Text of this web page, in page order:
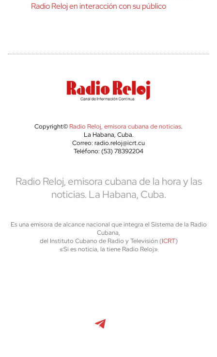
Radio Reloj en interacción con su público
Copyright© Radio Reloj, emisora cubana de noticias.
La Habana, Cuba.
Correo: radio.reloj@icrt.cu
Teléfono: (53) 78392204
Radio Reloj, emisora cubana de la hora y las
noticias. La Habana, Cuba.
Es una emisora de alcance nacional que integra el Sistema de la Radio
Cubana,
del Instituto Cubano de Radio y Televisión (ICRT)
«Si es noticia, la tiene Radio Reloj»